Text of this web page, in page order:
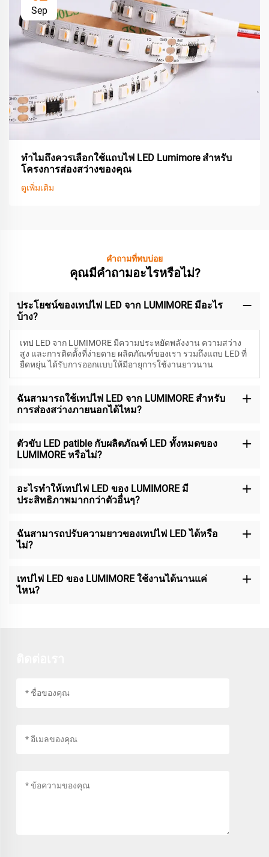
Sep
ทำไมถึงควรเลือกใช้แถบไฟ LED Lumimore สำหรับ
โครงการส่องสว่างของคุณ
ดูเพิ่มเติม
คำถามที่พบบ่อย
คุณมีคำถามอะไรหรือไม่?
ประโยชน์ของเทปไฟ LED จาก LUMIMORE มีอะไร
บ้าง?
เทป LED จาก LUMIMORE มีความประหยัดพลังงาน ความสว่าง
สูง และการติดตั้งที่ง่ายดาย ผลิตภัณฑ์ของเรา รวมถึงแถบ LED ที่
ยืดหยุ่น ได้รับการออกแบบให้มีอายุการใช้งานยาวนาน
ฉันสามารถใช้เทปไฟ LED จาก LUMIMORE สำหรับ
การส่องสว่างภายนอกได้ไหม?
ตัวขับ LED patible กับผลิตภัณฑ์ LED ทั้งหมดของ
LUMIMORE หรือไม่?
อะไรทำให้เทปไฟ LED ของ LUMIMORE มี
ประสิทธิภาพมากกว่าตัวอื่นๆ?
ฉันสามารถปรับความยาวของเทปไฟ LED ได้หรือ
ไม่?
เทปไฟ LED ของ LUMIMORE ใช้งานได้นานแค่
ไหน?